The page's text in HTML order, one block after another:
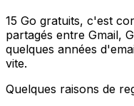
15 Go gratuits, c'est
partagés entre Gmail,
quelques années
vite.
Quelques raisons de